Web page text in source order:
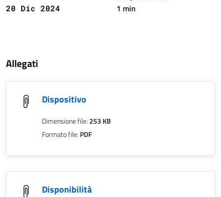
20 Dic 2024 1 min
Allegati
Dispositivo
Dimensione file: 253 KB
Formato file: PDF
Disponibilità